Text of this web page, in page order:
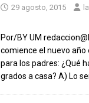
29 agosto, 2015
Por/BY UM
comience el nuevo año
para los padres: ¿Qué
grados a casa? A) Lo